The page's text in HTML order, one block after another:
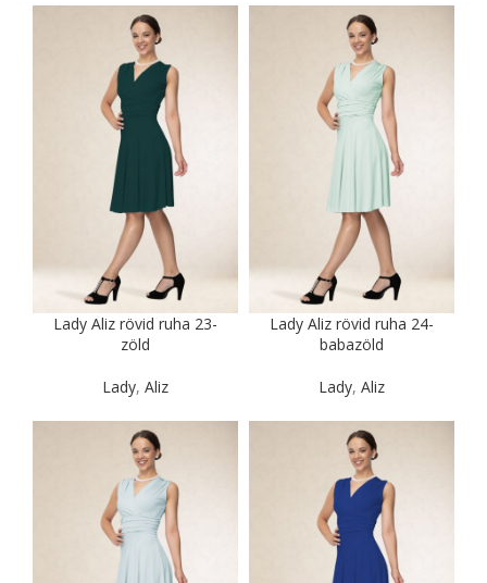
Lady Aliz rövid ruha 23-
zöld
Lady, Aliz
Lady Aliz rövid ruha 24-
babazöld
Lady, Aliz